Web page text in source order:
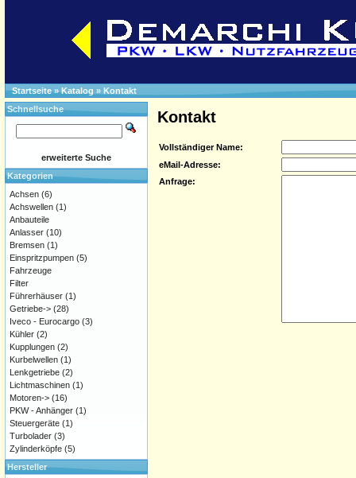
Startseite»Katalog » Kontakt
Kontakt
Vollständiger Name:
eMail-Adresse:
Anfrage:
Schnellsuche
erweiterte Suche
Kategorien
Achsen (6)
Achswellen (1)
Anbauteile
Anlasser (10)
Bremsen (1)
Einspritzpumpen (5)
Fahrzeuge
Filter
Führerhäuser (1)
Getriebe-> (28)
Iveco - Eurocargo (3)
Kühler (2)
Kupplungen (2)
Kurbelwellen (1)
Lenkgetriebe (2)
Lichtmaschinen (1)
Motoren-> (16)
PKW - Anhänger (1)
Steuergeräte (1)
Turbolader (3)
Zylinderköpfe (5)
Hersteller